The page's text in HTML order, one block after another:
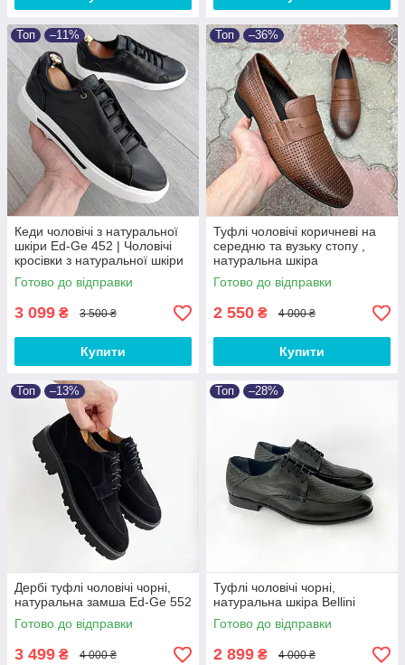
Топ –11%
Кеди чоловічі з натуральної
шкіри Ed-Ge 452 | Чоловічі
кросівки з натуральної шкіри
ЛЮКС якості
Готово до відправки
3 099 ₴ 3 500 ₴
Купити
Топ –36%
Туфлі чоловічі коричневі на
середню та вузьку стопу ,
натуральна шкіра
Готово до відправки
2 550 ₴ 4 000 ₴
Купити
Топ –13%
Дербі туфлі чоловічі чорні,
натуральна замша Ed-Ge 552
Готово до відправки
3 499 ₴ 4 000 ₴
Топ –28%
Туфлі чоловічі чорні,
натуральна шкіра Bellini
Готово до відправки
2 899 ₴ 4 000 ₴